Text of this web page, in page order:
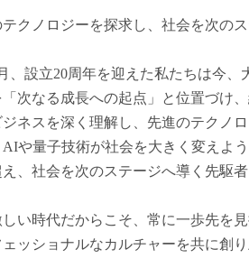
テクノロジーを探求し、社会を次のス
、設立20周年を迎えた私たちは今、
「次なる成長への起点」と位置づけ
ネスを深く理解し、先進のテクノ
や量子技術が社会を大きく変えよ
、社会を次のステージへ導く先駆者
い時代だからこそ、常に一歩先を
ッショナルなカルチャーを共に創